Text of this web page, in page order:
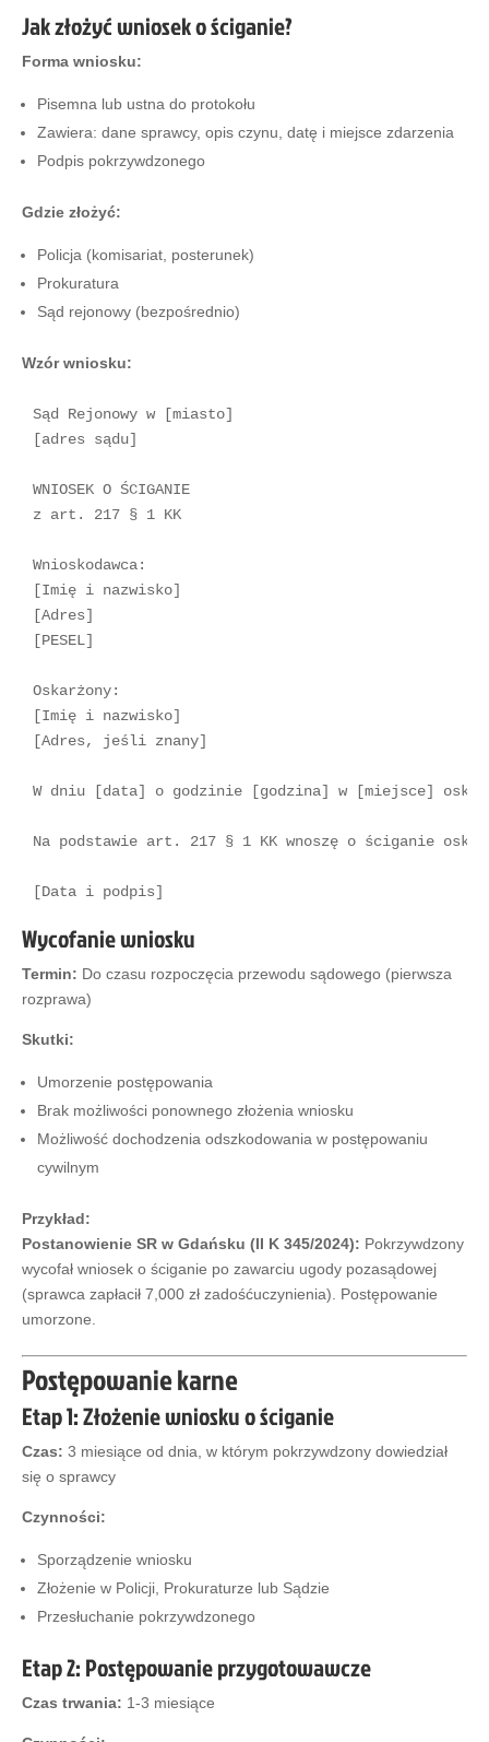
Jak złożyć wniosek o ściganie?
Forma wniosku:
Pisemna lub ustna do protokołu
Zawiera: dane sprawcy, opis czynu, datę i miejsce zdarzenia
Podpis pokrzywdzonego
Gdzie złożyć:
Policja (komisariat, posterunek)
Prokuratura
Sąd rejonowy (bezpośrednio)
Wzór wniosku:
Sąd Rejonowy w [miasto]
[adres sądu]
WNIOSEK O ŚCIGANIE
z art. 217 § 1 KK
Wnioskodawca:
[Imię i nazwisko]
[Adres]
[PESEL]
Oskarżony:
[Imię i nazwisko]
[Adres, jeśli znany]
W dniu [data] o godzinie [godzina] w [miejsce]
Na podstawie art. 217 § 1 KK wnoszę o ściganie
Wycofanie wniosku
Termin: Do czasu rozpoczęcia przewodu sądowego (pierwsza
rozprawa)
Skutki:
Umorzenie postępowania
Brak możliwości ponownego złożenia wniosku
Możliwość dochodzenia odszkodowania w postępowaniu
cywilnym
Przykład:
Postanowienie SR w Gdańsku (II K 345/2024): Pokrzywdzony
wycofał wniosek o ściganie po zawarciu ugody pozasądowej
(sprawca zapłacił 7,000 zł zadośćuczynienia). Postępowanie
umorzone.
Postępowanie karne
Etap 1: Złożenie wniosku o ściganie
Czas: 3 miesiące od dnia, w którym pokrzywdzony dowiedział
się o sprawcy
Czynności:
Sporządzenie wniosku
Złożenie w Policji, Prokuraturze lub Sądzie
Przesłuchanie pokrzywdzonego
Etap 2: Postępowanie przygotowawcze
Czas trwania: 1-3 miesiące